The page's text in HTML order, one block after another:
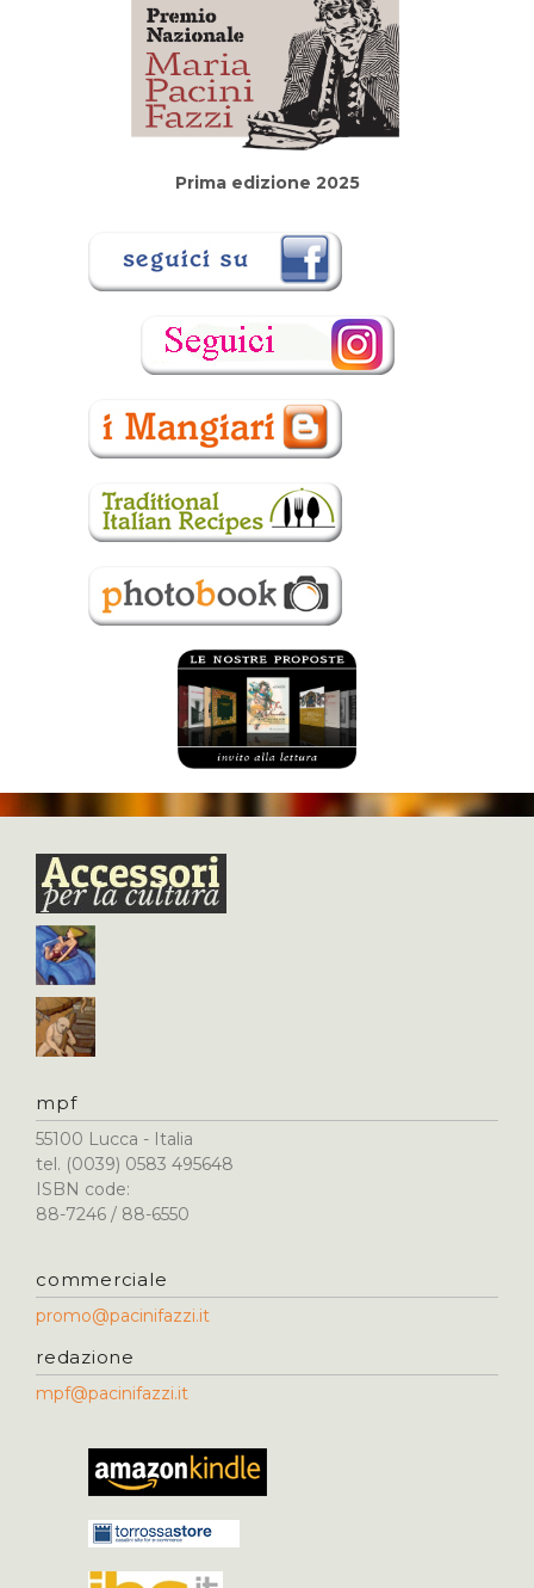
Prima edizione 2025
mpf
55100 Lucca - Italia
tel. (0039) 0583 495648
ISBN code:
88-7246 / 88-6550
commerciale
promo@pacinifazzi.it
redazione
mpf@pacinifazzi.it